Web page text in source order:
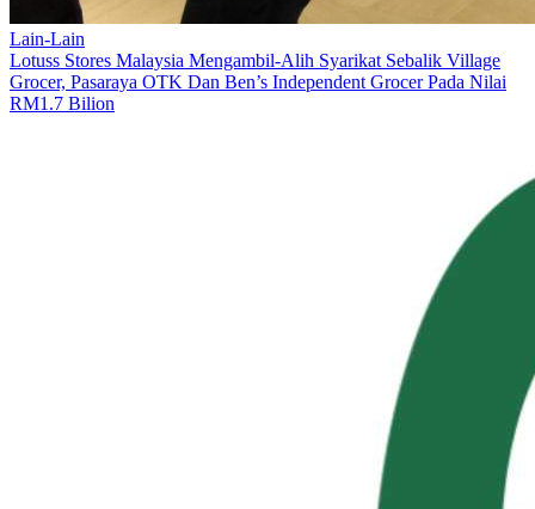
Lain-Lain
Lotuss Stores Malaysia Mengambil-Alih Syarikat Sebalik Village
Grocer, Pasaraya OTK Dan Ben’s Independent Grocer Pada Nilai
RM1.7 Bilion